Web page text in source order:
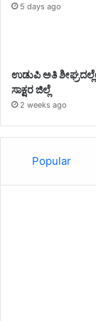
5 days ago
ಉಡುಪಿ ಅತಿ
ಸಾಕ್ಷರ ಜಿಲ್ಲೆ
2 weeks ago
Popular